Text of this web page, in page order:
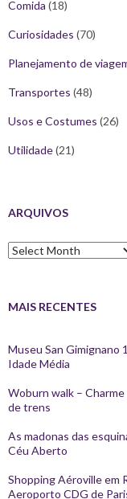
Comida (18)
Curiosidades (70)
Planejamento de
Transportes (48)
Usos e Costumes (26)
Utilidade(21)
ARQUIVOS
Arquivos
MAIS RECENTES
Museu San Gimignano
Idade Média
Woburn walk –
de trens
As madonas das
Céu Aberto
Shopping Aéroville em
Aeroporto CDG de